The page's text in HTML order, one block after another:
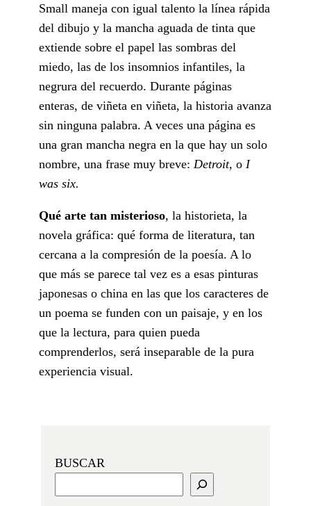
Small maneja con igual talento la línea rápida
del dibujo y la mancha aguada de tinta que
extiende sobre el papel las sombras del
miedo, las de los insomnios infantiles, la
negrura del recuerdo. Durante páginas
enteras, de viñeta en viñeta, la historia avanza
sin ninguna palabra. A veces una página es
una gran mancha negra en la que hay un solo
nombre, una frase muy breve: Detroit, o I
was six.
Qué arte tan misterioso, la historieta, la
novela gráfica: qué forma de literatura, tan
cercana a la compresión de la poesía. A lo
que más se parece tal vez es a esas pinturas
japonesas o china en las que los caracteres de
un poema se funden con un paisaje, y en los
que la lectura, para quien pueda
comprenderlos, será inseparable de la pura
experiencia visual.
BUSCAR